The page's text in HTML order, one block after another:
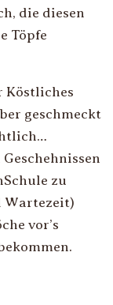
die diesen
Töpfe
Köstliches
geschmeckt
zu
Wartezeit)
vor’s